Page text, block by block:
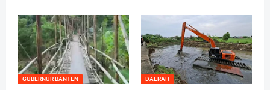
GUBERNUR BANTEN DAERAH